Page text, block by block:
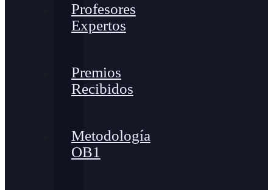
Profesores
Expertos
Premios
Recibidos
Metodología
OB1